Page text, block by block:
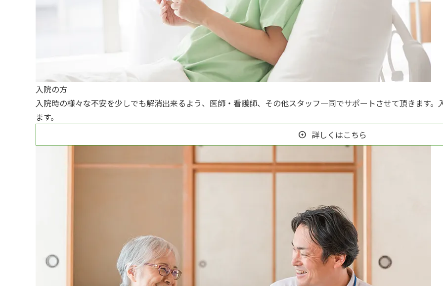
入院の方
入院時の様々な不安を少しでも解消出来るよう、医師・看護師、その他スタッフ一同でサポートさせて頂きます
ます。
arrow_circle_right 詳しくはこちら